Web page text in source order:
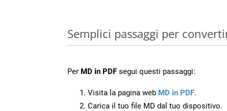
Semplici passaggi per
Per MD in PDF segui questi passaggi:
Visita la pagina web MD in PDF.
Carica il tuo file MD dal tuo dispositivo.